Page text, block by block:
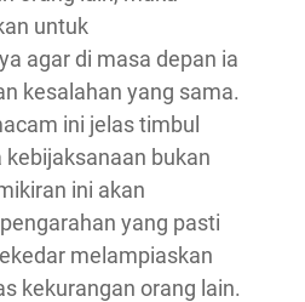
untuk
agar di masa depan ia
kesalahan yang sama.
ini jelas timbul
kebijaksanaan bukan
ini akan
yang pasti
melampiaskan
kekurangan orang lain.